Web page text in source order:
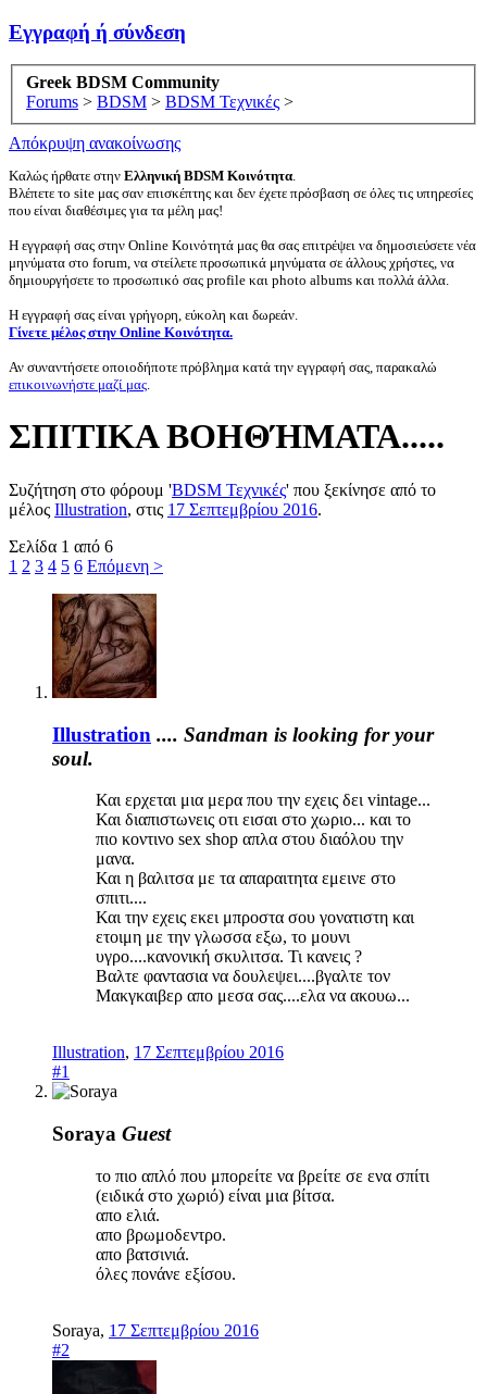
Εγγραφή ή σύνδεση
Greek BDSM Community
Forums > BDSM > BDSM Τεχνικές >
Απόκρυψη ανακοίνωσης
Καλώς ήρθατε στην Ελληνική BDSM Κοινότητα.
Βλέπετε το site μας σαν επισκέπτης και δεν έχετε πρόσβαση σε όλες τις υπηρεσίες
που είναι διαθέσιμες για τα μέλη μας!
Η εγγραφή σας στην Online Κοινότητά μας θα σας επιτρέψει να δημοσιεύσετε νέα
μηνύματα στο forum, να στείλετε προσωπικά μηνύματα σε άλλους χρήστες, να
δημιουργήσετε το προσωπικό σας profile και photo albums και πολλά άλλα.
Η εγγραφή σας είναι γρήγορη, εύκολη και δωρεάν.
Γίνετε μέλος στην Online Κοινότητα.
Αν συναντήσετε οποιοδήποτε πρόβλημα κατά την εγγραφή σας, παρακαλώ
επικοινωνήστε μαζί μας.
ΣΠΙΤΙΚΑ ΒΟΗΘΉΜΑΤΑ.....
Συζήτηση στο φόρουμ 'BDSM Τεχνικές' που ξεκίνησε από το
μέλος Illustration, στις 17 Σεπτεμβρίου 2016.
Σελίδα 1 από 6
1 2 3 4 5 6 Επόμενη >
Illustration .... Sandman is looking for your
soul.
Και ερχεται μια μερα που την εχεις δει vintage...
Και διαπιστωνεις οτι εισαι στο χωριο... και το
πιο κοντινο sex shop απλα στου διαόλου την
μανα.
Και η βαλιτσα με τα απαραιτητα εμεινε στο
σπιτι....
Και την εχεις εκει μπροστα σου γονατιστη και
ετοιμη με την γλωσσα εξω, το μουνι
υγρο....κανονική σκυλιτσα. Τι κανεις ?
Βαλτε φαντασια να δουλεψει....βγαλτε τον
Μακγκαιβερ απο μεσα σας....ελα να ακουω...
Illustration, 17 Σεπτεμβρίου 2016
#1
Soraya Guest
το πιο απλό που μπορείτε να βρείτε σε ενα σπίτι
(ειδικά στο χωριό) είναι μια βίτσα.
απο ελιά.
απο βρωμοδεντρο.
απο βατσινιά.
όλες πονάνε εξίσου.
Soraya, 17 Σεπτεμβρίου 2016
#2